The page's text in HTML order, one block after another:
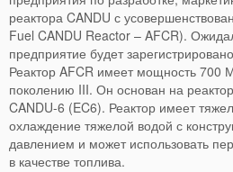
реактора CANDU с
Fuel CANDU Reactor – AFCR).
предприятие будет
Реактор AFCR имеет мощность 700
поколению III. Он основан на
CANDU-6 (EC6). Реактор имеет
охлаждение тяжелой водой с
давлением и может использовать
в качестве топлива.